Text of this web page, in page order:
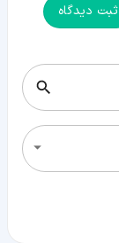
ثبت دیدگاه